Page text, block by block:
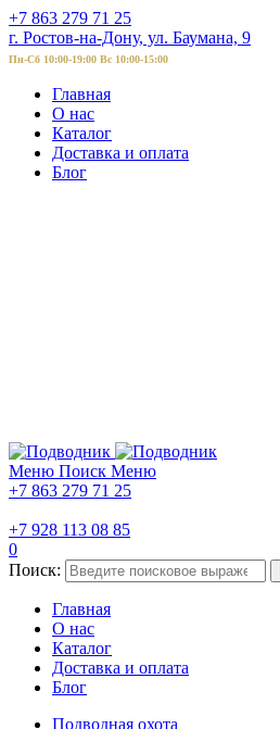
+7 863 279 71 25
г. Ростов-на-Дону, ул. Баумана, 9
Пн-Сб 10:00-19:00 Вс 10:00-15:00
Главная
О нас
Каталог
Доставка и оплата
Блог
Меню Поиск Меню
+7 863 279 71 25
+7 928 113 08 85
0
Поиск:
Главная
О нас
Каталог
Доставка и оплата
Блог
Подводная охота